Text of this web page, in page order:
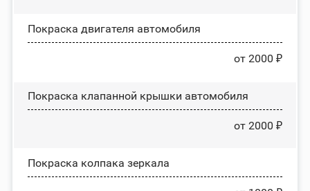
Покраска двигателя автомобиля
от 2000 ₽
Покраска клапанной крышки автомобиля
от 2000 ₽
Покраска колпака зеркала